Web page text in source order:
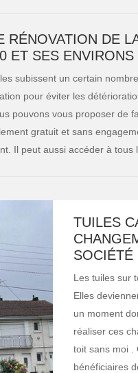
RÉNOVATION DE
ET SES ENVIRONS
subissent un certain
pour éviter les
pouvons vous proposer de
gratuit et sans
Il peut aussi accéder à tous
TUILES
SOCIÉTÉ
Les tuiles sur
Elles
un moment
réaliser ces
toit sans moi .
bénéficiaires